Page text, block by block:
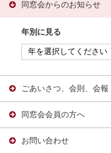
同窓会からのお知らせ
年別に見る
ごあいさつ、会則、会報
同窓会会員の方へ
お問い合わせ